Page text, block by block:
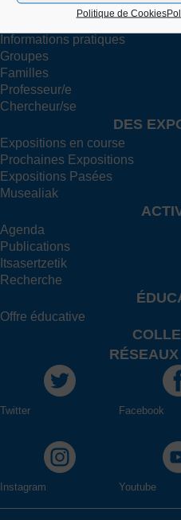
Politique de Cookies
TA
Informations pratiques
Groupes
Familles
Professeur/e
Chercheur/se
DES
Expositions en course
Prochaines Expositions
Expositions Pasées
Musealiak
Agenda
Publications
Itsasertzetik
Recherche
Offre éducative
Twitter Facebook
Instagram Youtube